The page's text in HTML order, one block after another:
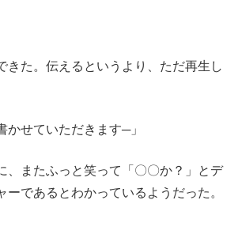
た。伝えるというより、ただ再生し
かせていただきます─」
またふっと笑って「〇〇か？」とデ
であるとわかっているようだった。